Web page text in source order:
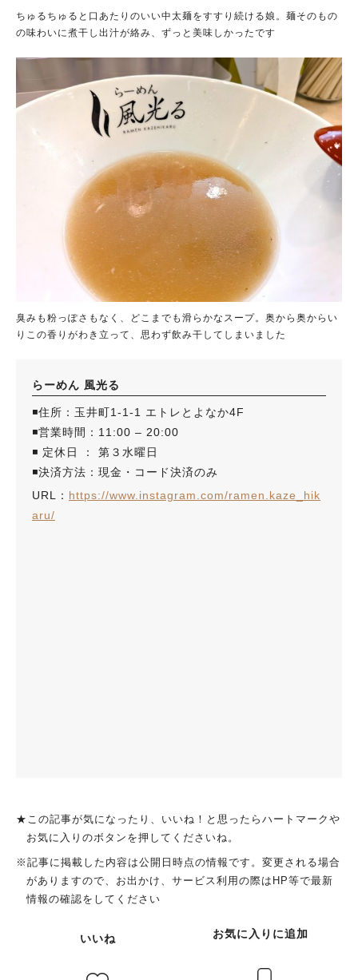
ちゅるちゅると口あたりのいい中太麺をすすり続ける娘。麺そのもの
の味わいに煮干し出汁が絡み、ずっと美味しかったです
臭みも粉っぽさもなく、どこまでも滑らかなスープ。奥から奥からい
りこの香りがわき立って、思わず飲み干してしまいました
らーめん 風光る
◾️住所：玉井町1-1-1 エトレとよなか4F
◾️営業時間：11:00 – 20:00
◾️ 定休日 ： 第３水曜日
◾️決済方法：現金・コード決済のみ
URL： https://www.instagram.com/ramen.kaze_hik
aru/
★この記事が気になったり、いいね！と思ったらハートマークや
お気に入りのボタンを押してくださいね。
※記事に掲載した内容は公開日時点の情報です。変更される場合
がありますので、お出かけ、サービス利用の際はHP等で最新
情報の確認をしてください
いいね お気に入りに追加